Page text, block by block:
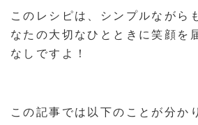
このレシピは、シンプルながら
なたの大切なひとときに笑顔を
なしですよ！
この記事では以下のことが分か